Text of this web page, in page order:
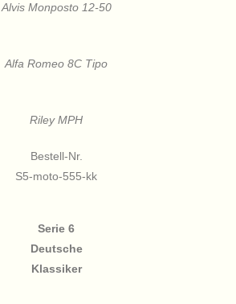
Alvis Monposto 12-50
Alfa Romeo 8C Tipo
Riley MPH
Bestell-Nr.
S5-moto-555-kk
Serie 6
Deutsche
Klassiker